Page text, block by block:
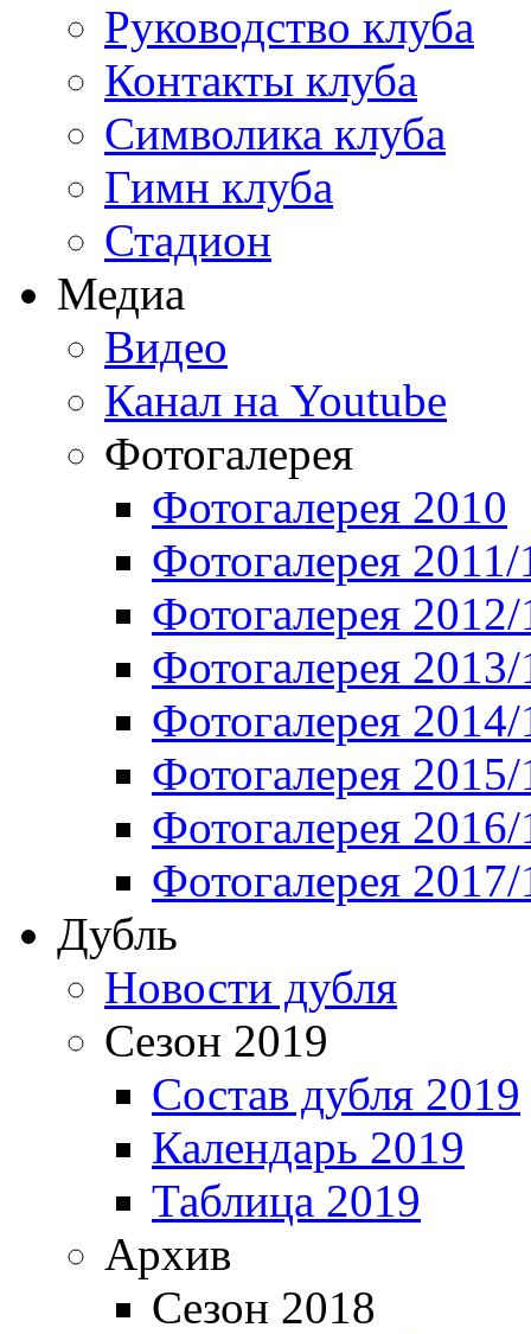
Руководство клуба
Контакты клуба
Символика клуба
Гимн клуба
Стадион
Медиа
Видео
Канал на Youtube
Фотогалерея
Фотогалерея 2010
Фотогалерея 2011/
Фотогалерея
Фотогалерея
Фотогалерея
Фотогалерея
Фотогалерея
Фотогалерея
Дубль
Новости дубля
Сезон 2019
Состав дубля 2019
Календарь 2019
Таблица 2019
Архив
Сезон 2018